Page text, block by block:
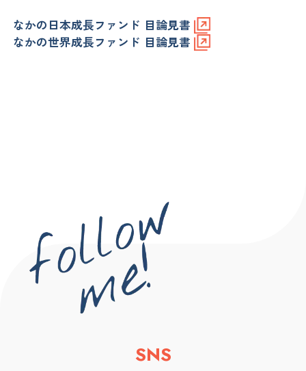
なかの日本成長ファンド 目論見書
なかの世界成長ファンド 目論見書
SNS